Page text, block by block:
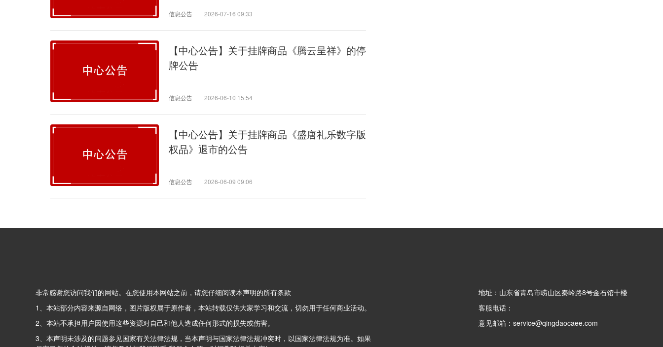
信息公告 2026-07-16 09:33
【中心公告】关于挂牌商品《腾云呈祥》的停
牌公告
信息公告 2026-06-10 15:54
【中心公告】关于挂牌商品《盛唐礼乐数字版
权品》退市的公告
信息公告 2026-06-09 09:06
非常感谢您访问我们的网站。在您使用本网站之前，请您仔细阅读本声明的所有条款
1、本站部分内容来源自网络，图片版权属于原作者，本站转载仅供大家学习和交流，切勿用于任何商业活动。
2、本站不承担用户因使用这些资源对自己和他人造成任何形式的损失或伤害。
3、本声明未涉及的问题参见国家有关法律法规，当本声明与国家法律法规冲突时，以国家法律法规为准。如果
地址：山东省青岛市崂山区秦岭路8号金石馆十楼
客服电话：
意见邮箱：service@qingdaocaee.com